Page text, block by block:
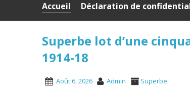
Accueil Déclaration de
Superbe lot d’une
1914-18
Août 6, 2026 Admin Superbe